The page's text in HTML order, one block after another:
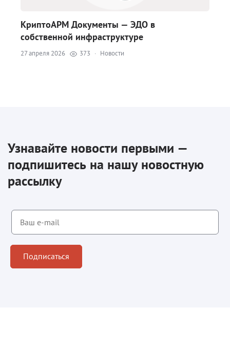
КриптоАРМ Документы — ЭДО в
собственной инфраструктуре
27 апреля 2026 373 · Новости
Узнавайте новости первыми —
подпишитесь на нашу новостную
рассылку
Подписаться